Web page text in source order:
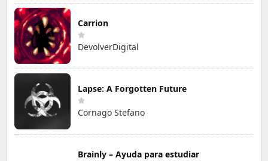
Carrion
DevolverDigital
Lapse: A Forgotten Future
Cornago Stefano
Brainly – Ayuda para estudiar